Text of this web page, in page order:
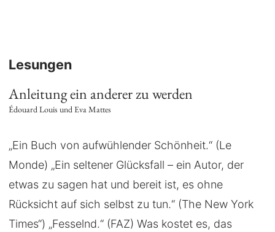
Lesungen
Anleitung ein anderer zu werden
Édouard Louis und Eva Mattes
„Ein Buch von aufwühlender Schönheit.“ (Le
Monde) „Ein seltener Glücksfall – ein Autor, der
etwas zu sagen hat und bereit ist, es ohne
Rücksicht auf sich selbst zu tun.“ (The New York
Times“) „Fesselnd.“ (FAZ) Was kostet es, das